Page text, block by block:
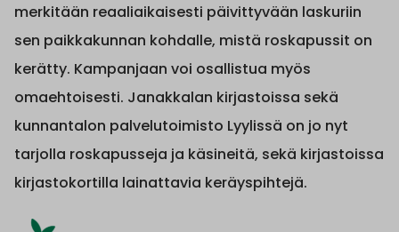
merkitään reaaliaikaisesti päivittyvään laskuriin
sen paikkakunnan kohdalle, mistä roskapussit on
kerätty. Kampanjaan voi osallistua myös
omaehtoisesti. Janakkalan kirjastoissa sekä
kunnantalon palvelutoimisto Lyylissä on jo nyt
tarjolla roskapusseja ja käsineitä, sekä kirjastoissa
kirjastokortilla lainattavia keräyspihtejä.